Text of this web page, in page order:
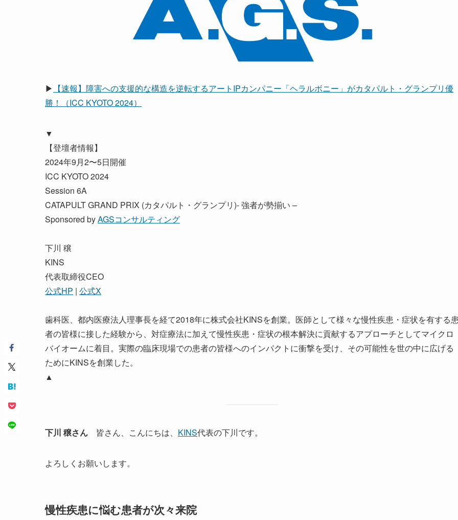
▶ 【速報】障害への支援的な構造を逆転するアートIPカンパニー「ヘラルボニー」がカタパルト・グランプリ優
勝！（ICC KYOTO 2024）
▼
【登壇者情報】
2024年9月2〜5日開催
ICC KYOTO 2024
Session 6A
CATAPULT GRAND PRIX (カタパルト・グランプリ)- 強者が勢揃い –
Sponsored byAGSコンサルティング
下川 穣
KINS
代表取締役CEO
公式HP | 公式X
歯科医、都内医療法人理事長を経て2018年に株式会社KINSを創業。医師として様々な慢性疾患・症状を有する
者の皆様に接した経験から、対症療法に加えて慢性疾患・症状の根本解決に貢献するアプローチとしてマイクロ
バイオームに着目。実際の臨床現場での患者の皆様へのインパクトに衝撃を受け、その可能性を世の中に広げる
ためにKINSを創業した。
▲
下川 穣さん 皆さん、こんにちは、 KINS代表の下川です。
よろしくお願いします。
慢性疾患に悩む患者が次々来院